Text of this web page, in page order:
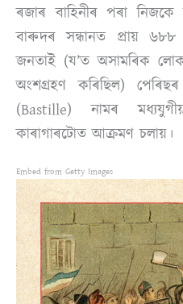
ৰজাৰ বাহিনীৰ পৰা নিজকে
বাৰুদৰ সন্ধানত প্ৰায়
জনতাই (য’ত অসামৰিক
অংশগ্ৰহণ কৰিছিল) পেৰিছৰ
(Bastille) নামৰ
কাৰাগাৰটোত আক্ৰমণ চলায়।
Embed from Getty Images